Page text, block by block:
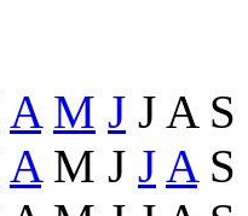
A M J J A S
A M J J A S